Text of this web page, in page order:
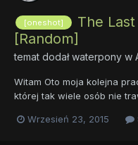
[oneshot]
The
[Random]
temat dodałwaterpony w
Witam Oto moja kolejna
której tak wiele osób nie
https://drive.google.com/
Wrzesień 23, 2015